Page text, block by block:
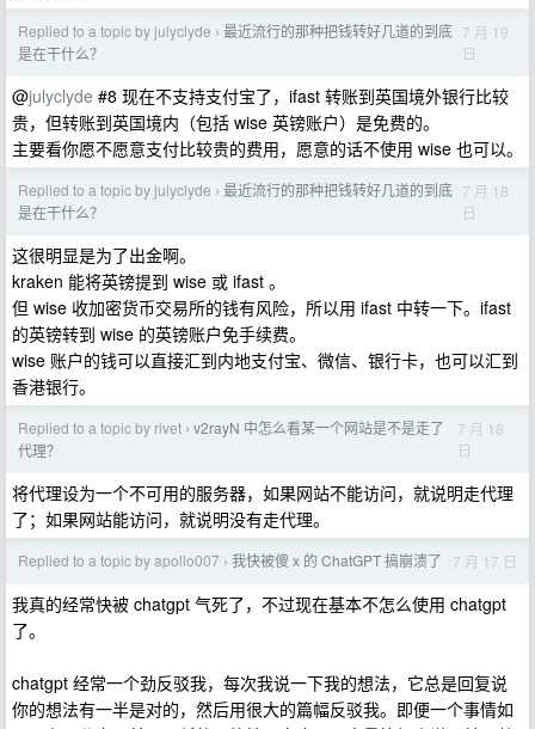
Replied to a topic by julyclyde › 最近流行的那种把钱转好几道的到底
是在干什么？
7 月 19
日
@julyclyde #8 现在不支持支付宝了，ifast 转账到英国境外银行比较
贵，但转账到英国境内（包括 wise 英镑账户）是免费的。
主要看你愿不愿意支付比较贵的费用，愿意的话不使用 wise 也可以。
Replied to a topic by julyclyde › 最近流行的那种把钱转好几道的到底
是在干什么？
7 月 18
日
这很明显是为了出金啊。
kraken 能将英镑提到 wise 或 ifast 。
但 wise 收加密货币交易所的钱有风险，所以用 ifast 中转一下。ifast
的英镑转到 wise 的英镑账户免手续费。
wise 账户的钱可以直接汇到内地支付宝、微信、银行卡，也可以汇到
香港银行。
Replied to a topic by rivet › v2rayN 中怎么看某一个网站是不是走了
代理？
7 月 18
日
将代理设为一个不可用的服务器，如果网站不能访问，就说明走代理
了；如果网站能访问，就说明没有走代理。
Replied to a topic by apollo007 › 我快被傻 x 的 ChatGPT 搞崩溃了 7 月 17 日
我真的经常快被 chatgpt 气死了，不过现在基本不怎么使用 chatgpt
了。
chatgpt 经常一个劲反驳我，每次我说一下我的想法，它总是回复说
你的想法有一半是对的，然后用很大的篇幅反驳我。即便一个事情如